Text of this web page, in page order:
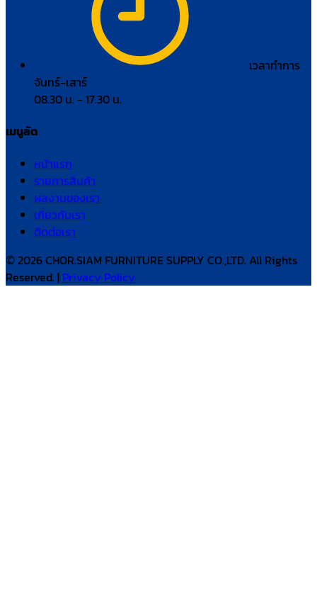
เวลาทำการ
จันทร์–เสาร์
08.30 น. – 17.30 น.
เมนูลัด
หน้าแรก
รายการสินค้า
ผลงานของเรา
เกี่ยวกับเรา
ติดต่อเรา
© 2026 CHOR.SIAM FURNITURE SUPPLY CO.,LTD. All Rights
Reserved. | Privacy Policy